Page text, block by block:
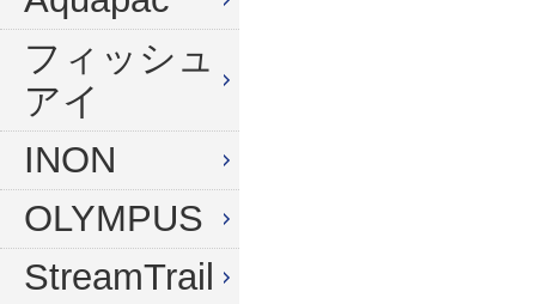
フィッシュ
アイ
INON
OLYMPUS
StreamTrail